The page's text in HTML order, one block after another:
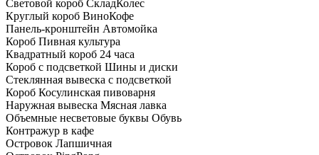
Световой короб СкладКолес
Круглый короб ВиноКофе
Панель-кронштейн Автомойка
Короб Пивная культура
Квадратный короб 24 часа
Короб с подсветкой Шины и диски
Стеклянная вывеска с подсветкой
Короб Косулинская пивоварня
Наружная вывеска Мясная лавка
Объемные несветовые буквы Обувь
Контражур в кафе
Островок Лапшичная